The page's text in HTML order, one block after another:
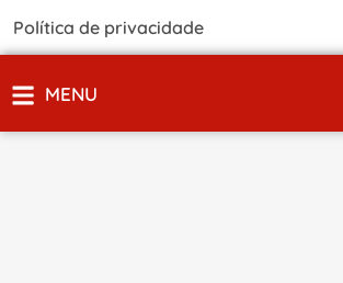
Política de privacidade
MENU